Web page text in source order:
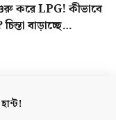
করে LPG! কীভাবে
বাড়াচ্ছে